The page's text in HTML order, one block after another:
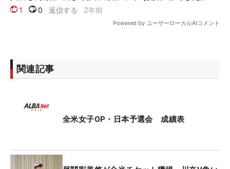
関連記事
全米女子OP・日本予選会 成績表